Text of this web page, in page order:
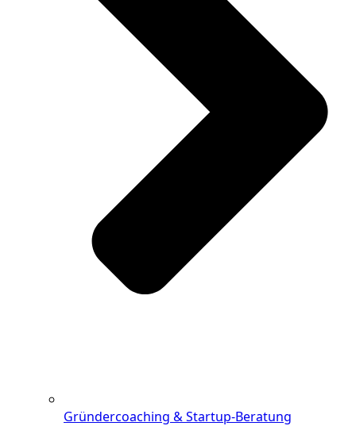
Gründercoaching & Startup-Beratung